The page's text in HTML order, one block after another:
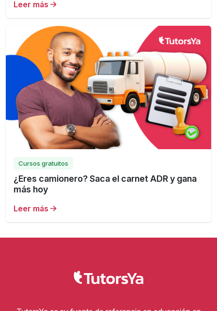
Leer más
Cursos gratuitos
¿Eres camionero? Saca el carnet ADR y gana
más hoy
Leer más